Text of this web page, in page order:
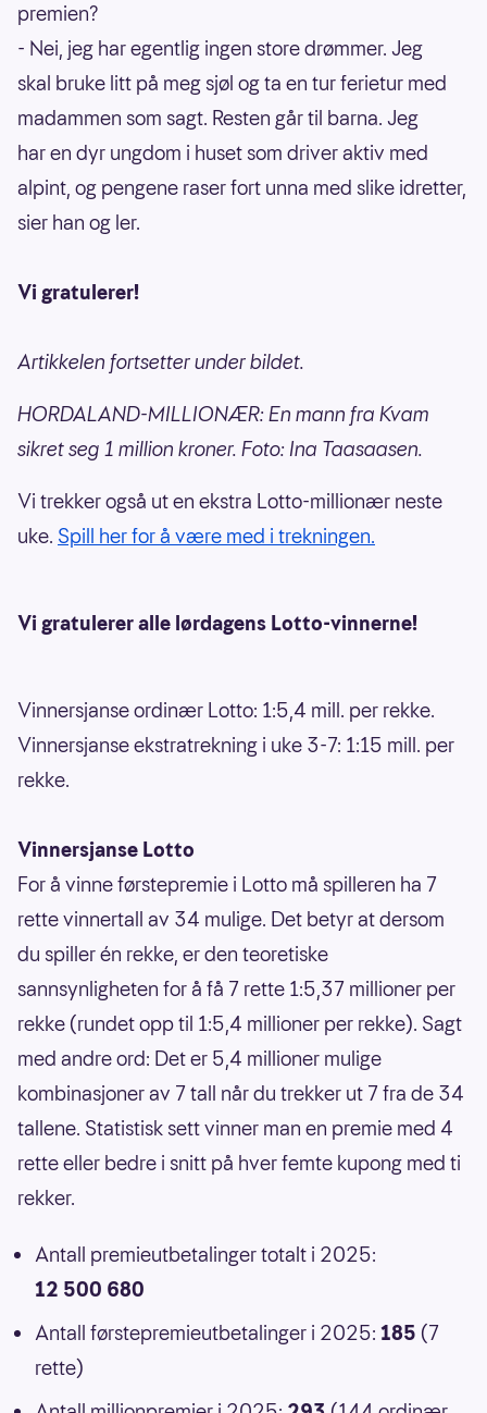
premien?
- Nei, jeg har egentlig ingen store drømmer. Jeg
skal bruke litt på meg sjøl og ta en tur ferietur med
madammen som sagt. Resten går til barna. Jeg
har en dyr ungdom i huset som driver aktiv med
alpint, og pengene raser fort unna med slike idretter,
sier han og ler.
Vi gratulerer!
Artikkelen fortsetter under bildet.
HORDALAND-MILLIONÆR: En mann fra Kvam
sikret seg 1 million kroner. Foto: Ina Taasaasen.
Vi trekker også ut en ekstra Lotto-millionær neste
uke. Spill her for å være med i trekningen.
Vi gratulerer alle lørdagens Lotto-vinnerne!
Vinnersjanse ordinær Lotto: 1:5,4 mill. per rekke.
Vinnersjanse ekstratrekning i uke 3-7: 1:15 mill. per
rekke.
Vinnersjanse Lotto
For å vinne førstepremie i Lotto må spilleren ha 7
rette vinnertall av 34 mulige. Det betyr at dersom
du spiller én rekke, er den teoretiske
sannsynligheten for å få 7 rette 1:5,37 millioner per
rekke (rundet opp til 1:5,4 millioner per rekke). Sagt
med andre ord: Det er 5,4 millioner mulige
kombinasjoner av 7 tall når du trekker ut 7 fra de 34
tallene. Statistisk sett vinner man en premie med 4
rette eller bedre i snitt på hver femte kupong med ti
rekker.
Antall premieutbetalinger totalt i 2025:
12 500 680
Antall førstepremieutbetalinger i 2025: 185 (7
rette)